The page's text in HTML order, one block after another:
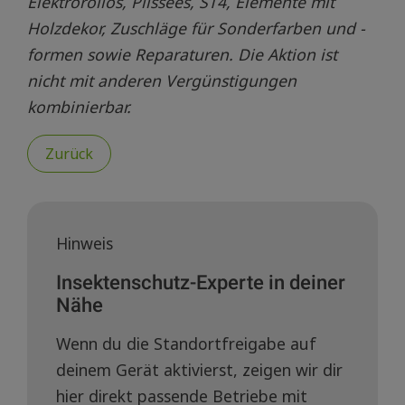
Zurück
Hinweis
Insektenschutz-Experte in deiner
Nähe
Wenn du die Standortfreigabe auf
deinem Gerät aktivierst, zeigen wir dir
hier direkt passende Betriebe mit
Holzdekor, Zuschläge für Sonderfarben und -
formen sowie Reparaturen. Die Aktion ist
nicht mit anderen Vergünstigungen
kombinierbar.